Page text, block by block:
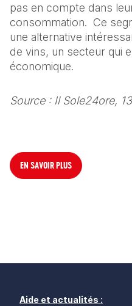
pas en compte dans
consommation.  Ce
une alternative
de vins, un secteur qui
économique.
Source : Il Sole24ore,
EN SAVOIR PLUS
Aide et actualités :